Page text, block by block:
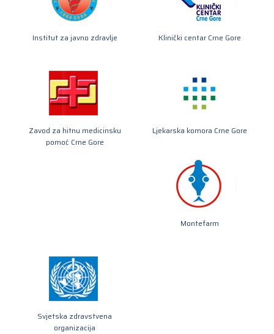
Institut za javno zdravlje Klinički centar Crne Gore
Zavod za hitnu medicinsku
pomoć Crne Gore
Ljekarska komora Crne Gore
Montefarm
Svjetska zdravstvena
organizacija